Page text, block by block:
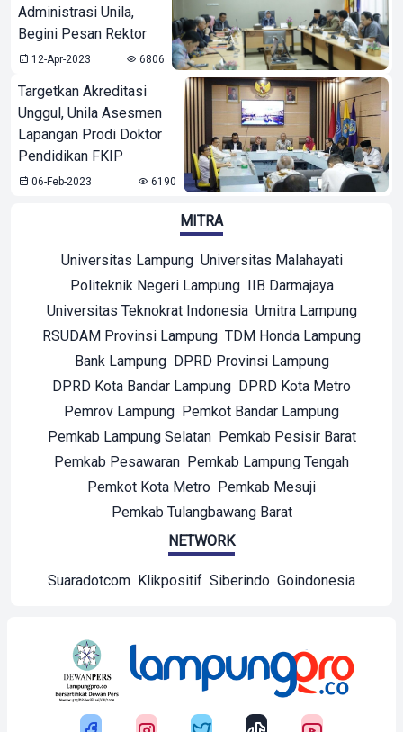
Administrasi Unila,
Begini Pesan Rektor
12-Apr-2023 6806
Targetkan Akreditasi
Unggul, Unila Asesmen
Lapangan Prodi Doktor
Pendidikan FKIP
06-Feb-2023 6190
MITRA
Universitas Lampung Universitas Malahayati
Politeknik Negeri Lampung IIB Darmajaya
Universitas Teknokrat Indonesia Umitra Lampung
RSUDAM Provinsi Lampung TDM Honda Lampung
Bank Lampung DPRD Provinsi Lampung
DPRD Kota Bandar Lampung DPRD Kota Metro
Pemrov Lampung Pemkot Bandar Lampung
Pemkab Lampung Selatan Pemkab Pesisir Barat
Pemkab Pesawaran Pemkab Lampung Tengah
Pemkot Kota Metro Pemkab Mesuji
Pemkab Tulangbawang Barat
NETWORK
Suaradotcom Klikpositif Siberindo Goindonesia